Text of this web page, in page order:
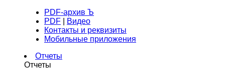
PDF-архив Ъ
PDF
Видео
Контакты и реквизиты
Мобильные приложения
Отчеты
Отчеты